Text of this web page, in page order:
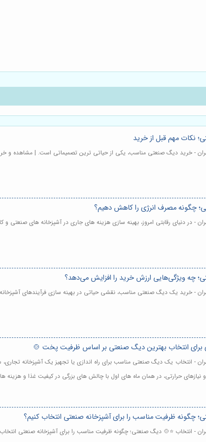
نکات مهم قبل از خرید
- خرید دیگ صنعتی مناسب، یکی از حیاتی ترین تصمیماتی است. | مشاهده و
چگونه مصرف انرژی را کاهش دهیم؟
- در دنیای رقابتی امروز، بهینه سازی هزینه های جاری در آشپزخانه های
چه ویژگی‌هایی ارزش خرید را افزایش می‌دهد؟
- خرید یک دیگ صنعتی مناسب، نقشی حیاتی در بهینه سازی فرآیندهای
- انتخاب یک دیگ صنعتی مناسب برای راه اندازی یا تجهیز یک آشپزخانه
حرارتی، در همان ماه های اول با چالش های بزرگی در کیفیت غذا و
چگونه ظرفیت مناسب را برای آشپزخانه صنعتی انتخاب کنیم؟
- انتخاب ⭐️🍲 دیگ صنعتی؛ چگونه ظرفیت مناسب را برای آشپزخانه صنعتی